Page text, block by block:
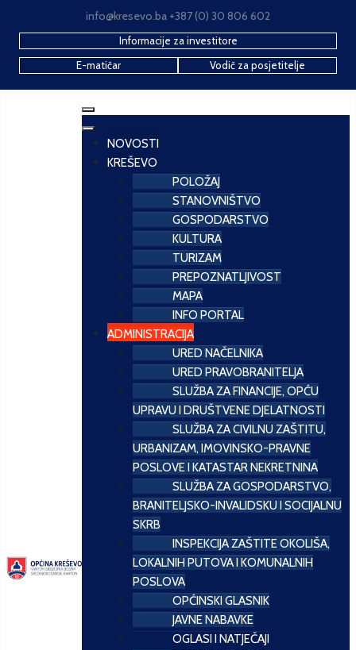
info@kresevo.ba +387 (0) 30 806 602
Informacije za investitore
E-matičar
Vodič za posjetitelje
NOVOSTI
KREŠEVO
POLOŽAJ
STANOVNIŠTVO
GOSPODARSTVO
KULTURA
TURIZAM
PREPOZNATLJIVOST
MAPA
INFO PORTAL
ADMINISTRACIJA
URED NAČELNIKA
URED PRAVOBRANITELJA
SLUŽBA ZA FINANCIJE, OPĆU
UPRAVU I DRUŠTVENE DJELATNOSTI
SLUŽBA ZA CIVILNU ZAŠTITU,
URBANIZAM, IMOVINSKO-PRAVNE
POSLOVE I KATASTAR NEKRETNINA
SLUŽBA ZA GOSPODARSTVO,
BRANITELJSKO-INVALIDSKU I SOCIJALNU
SKRB
INSPEKCIJA ZAŠTITE OKOLIŠA,
LOKALNIH PUTOVA I KOMUNALNIH
POSLOVA
OPĆINSKI GLASNIK
JAVNE NABAVKE
OGLASI I NATJEČAJI